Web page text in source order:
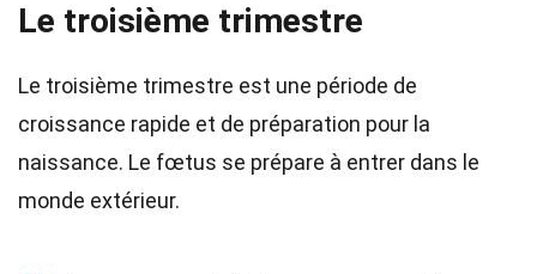
Le troisième trimestre
Le troisième trimestre est une période de
croissance rapide et de préparation pour la
naissance. Le fœtus se prépare à entrer dans le
monde extérieur.